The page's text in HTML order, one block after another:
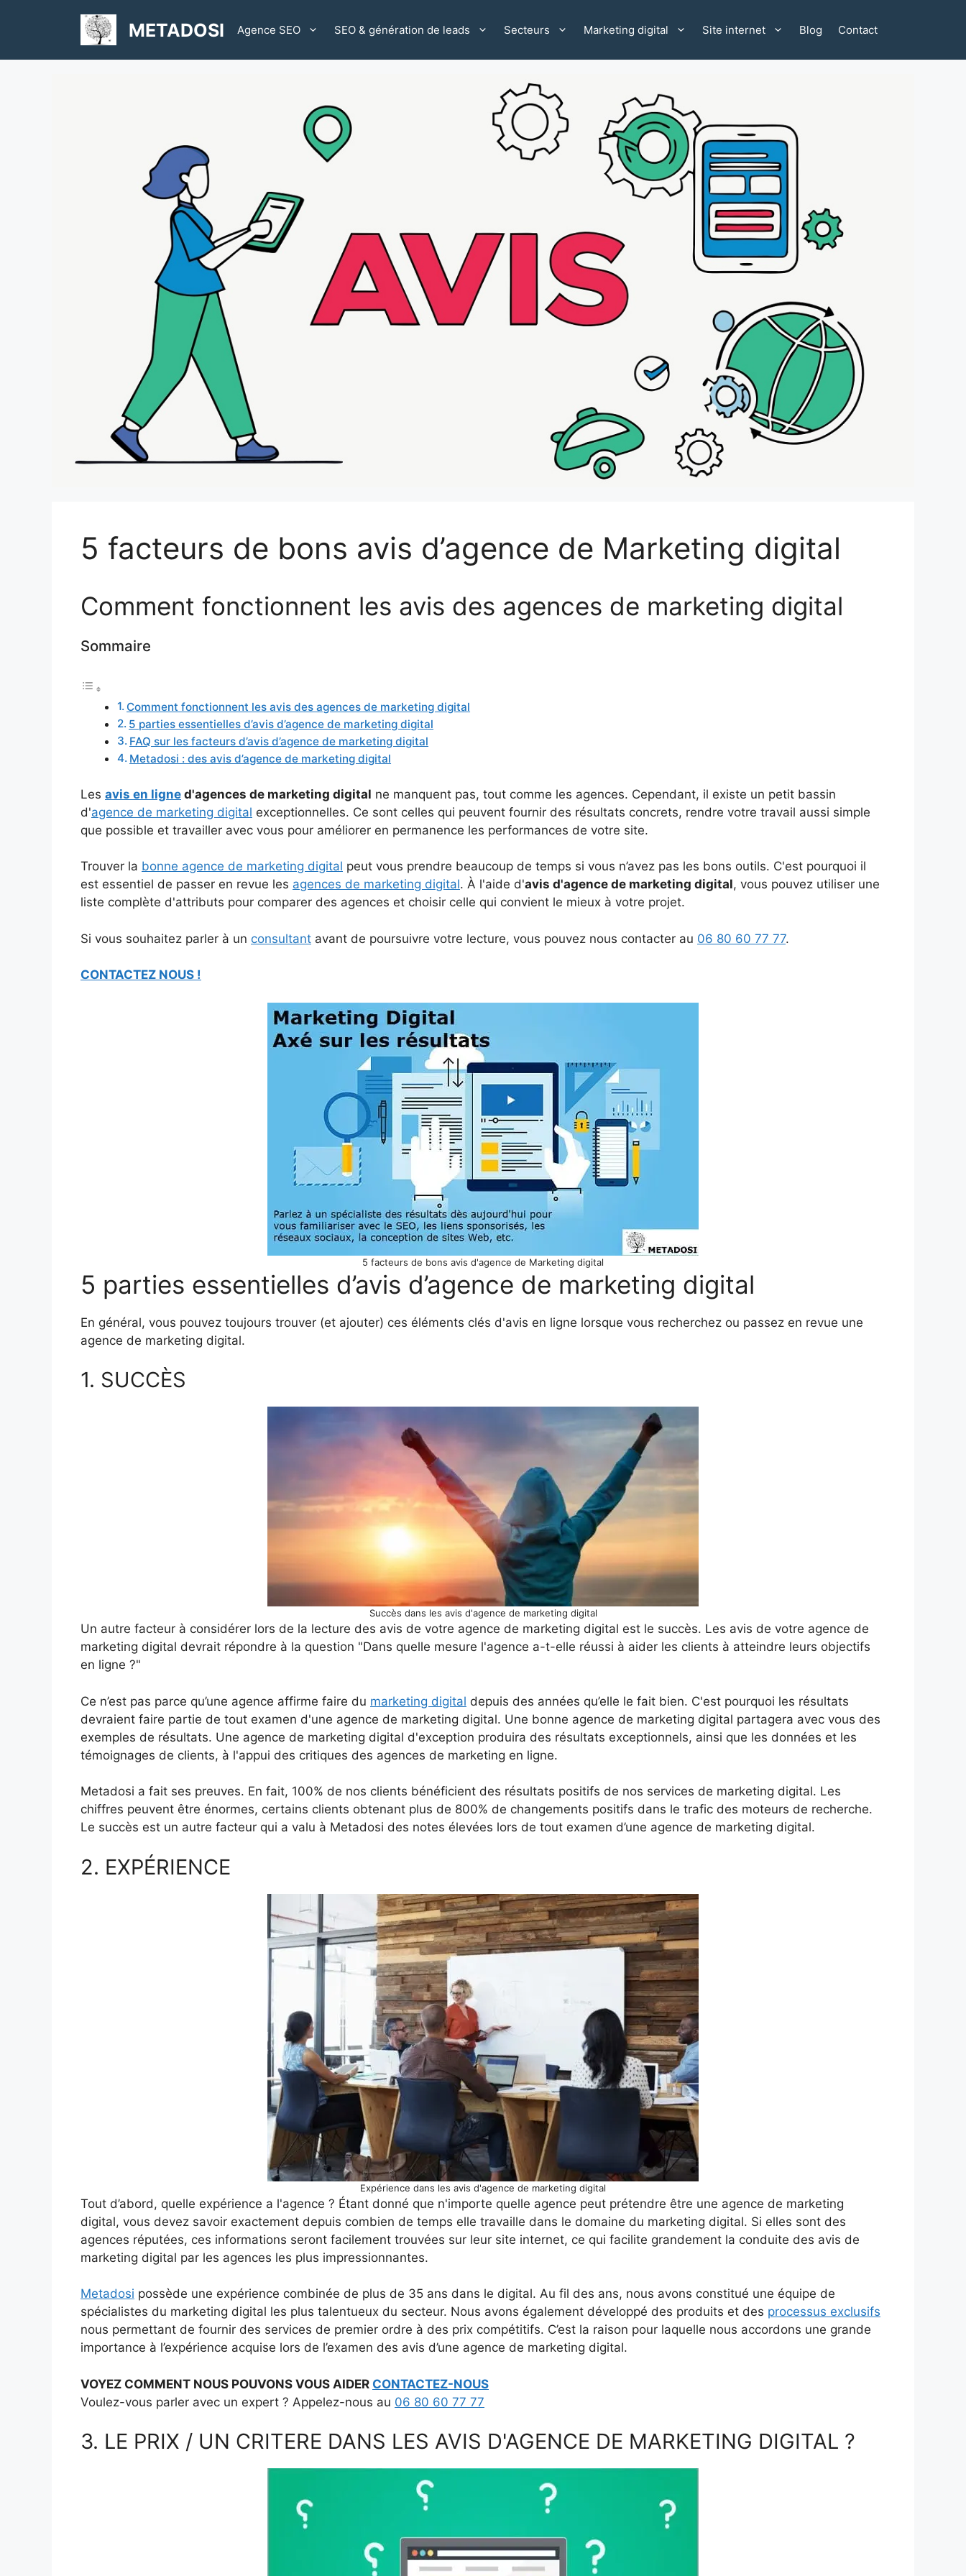
METADOSI Agence SEO SEO & génération de leads Secteurs Marketing digital Site internet Blog Contact
5 facteurs de bons avis d’agence de Marketing digital
Comment fonctionnent les avis des agences de marketing digital
Sommaire
Comment fonctionnent les avis des agences de marketing digital
5 parties essentielles d’avis d’agence de marketing digital
FAQ sur les facteurs d’avis d’agence de marketing digital
Metadosi : des avis d’agence de marketing digital
Les avis en ligne d'agences de marketing digital ne manquent pas, tout comme les agences. Cependant, il existe un petit bassin
d'agence de marketing digital exceptionnelles. Ce sont celles qui peuvent fournir des résultats concrets, rendre votre travail aussi simple
que possible et travailler avec vous pour améliorer en permanence les performances de votre site.
Trouver la bonne agence de marketing digital peut vous prendre beaucoup de temps si vous n’avez pas les bons outils. C'est pourquoi il
est essentiel de passer en revue les agences de marketing digital. À l'aide d'avis d'agence de marketing digital, vous pouvez utiliser une
liste complète d'attributs pour comparer des agences et choisir celle qui convient le mieux à votre projet.
Si vous souhaitez parler à un consultant avant de poursuivre votre lecture, vous pouvez nous contacter au 06 80 60 77 77.
CONTACTEZ NOUS !
5 facteurs de bons avis d'agence de Marketing digital
5 parties essentielles d’avis d’agence de marketing digital
En général, vous pouvez toujours trouver (et ajouter) ces éléments clés d'avis en ligne lorsque vous recherchez ou passez en revue une
agence de marketing digital.
1. SUCCÈS
Succès dans les avis d'agence de marketing digital
Un autre facteur à considérer lors de la lecture des avis de votre agence de marketing digital est le succès. Les avis de votre agence de
marketing digital devrait répondre à la question "Dans quelle mesure l'agence a-t-elle réussi à aider les clients à atteindre leurs objectifs
en ligne ?"
Ce n’est pas parce qu’une agence affirme faire du marketing digital depuis des années qu’elle le fait bien. C'est pourquoi les résultats
devraient faire partie de tout examen d'une agence de marketing digital. Une bonne agence de marketing digital partagera avec vous des
exemples de résultats. Une agence de marketing digital d'exception produira des résultats exceptionnels, ainsi que les données et les
témoignages de clients, à l'appui des critiques des agences de marketing en ligne.
Metadosi a fait ses preuves. En fait, 100% de nos clients bénéficient des résultats positifs de nos services de marketing digital. Les
chiffres peuvent être énormes, certains clients obtenant plus de 800% de changements positifs dans le trafic des moteurs de recherche.
Le succès est un autre facteur qui a valu à Metadosi des notes élevées lors de tout examen d’une agence de marketing digital.
2. EXPÉRIENCE
Expérience dans les avis d'agence de marketing digital
Tout d’abord, quelle expérience a l'agence ? Étant donné que n'importe quelle agence peut prétendre être une agence de marketing
digital, vous devez savoir exactement depuis combien de temps elle travaille dans le domaine du marketing digital. Si elles sont des
agences réputées, ces informations seront facilement trouvées sur leur site internet, ce qui facilite grandement la conduite des avis de
marketing digital par les agences les plus impressionnantes.
Metadosi possède une expérience combinée de plus de 35 ans dans le digital. Au fil des ans, nous avons constitué une équipe de
spécialistes du marketing digital les plus talentueux du secteur. Nous avons également développé des produits et des processus exclusifs
nous permettant de fournir des services de premier ordre à des prix compétitifs. C’est la raison pour laquelle nous accordons une grande
importance à l’expérience acquise lors de l’examen des avis d’une agence de marketing digital.
VOYEZ COMMENT NOUS POUVONS VOUS AIDER CONTACTEZ-NOUS
Voulez-vous parler avec un expert ? Appelez-nous au 06 80 60 77 77
3. LE PRIX / UN CRITERE DANS LES AVIS D'AGENCE DE MARKETING DIGITAL ?